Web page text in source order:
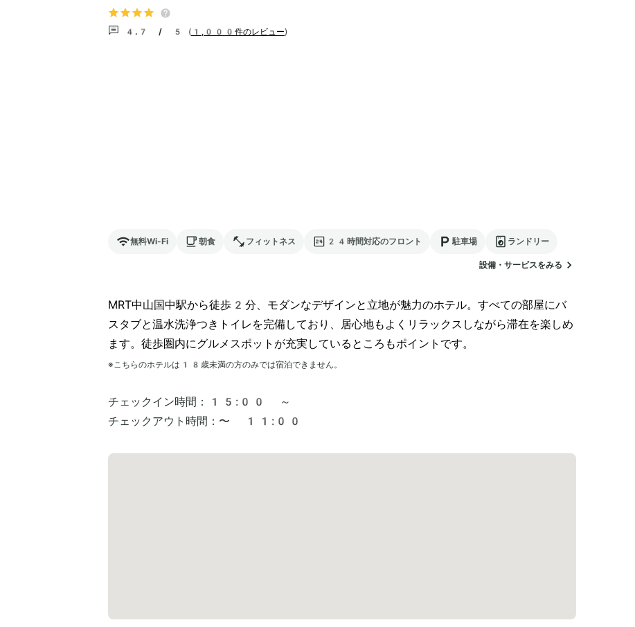
4.7 / 5 ( 1,000件のレビュー)
無料Wi-Fi 朝食 フィットネス 24時間対応のフロント 駐車場 ランドリー
設備・サービスをみる
MRT中山国中駅から徒歩2分、モダンなデザインと立地が魅力のホテル。すべての部屋にバ
スタブと温水洗浄つきトイレを完備しており、居心地もよくリラックスしながら滞在を楽しめ
ます。徒歩圏内にグルメスポットが充実しているところもポイントです。
※こちらのホテルは 18 歳未満の方のみでは宿泊できません。
チェックイン時間：
15:00 ～
チェックアウト時間： 〜 11:00